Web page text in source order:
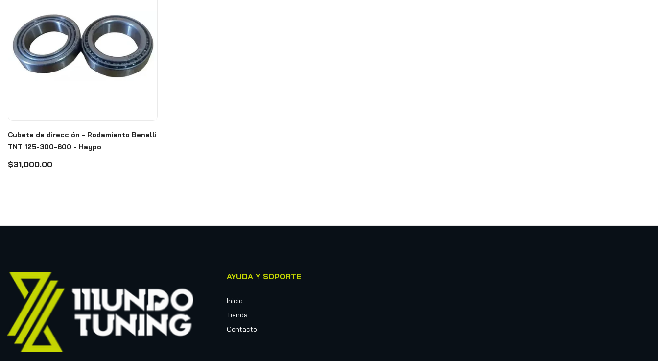
Cubeta de dirección - Rodamiento Benelli
TNT 125-300-600 - Haypo
$31,000.00
AYUDA Y SOPORTE
Inicio
Tienda
Contacto